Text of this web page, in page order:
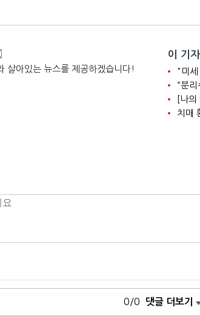
살아있는 뉴스를 제공하겠습니다!
이 기
"미세
“분
[나
치매
0/0 댓글 더보기